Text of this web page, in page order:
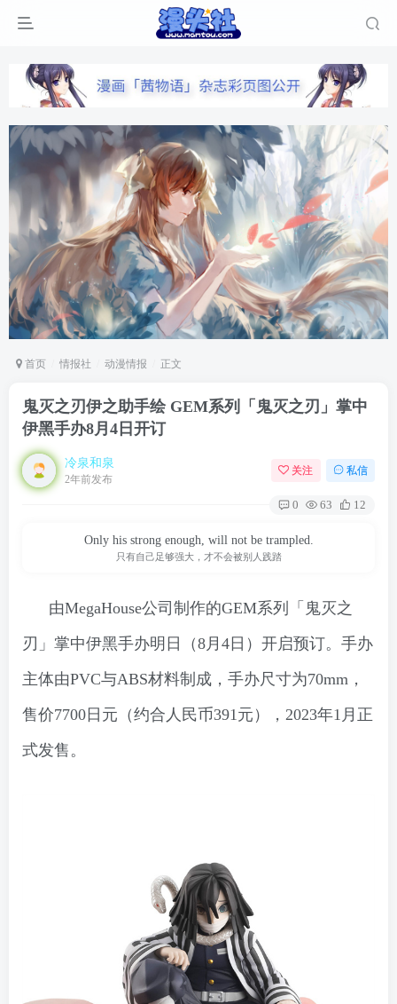
首页 情报社 动漫情报 正文
鬼灭之刃伊之助手绘 GEM系列「鬼灭之刃」掌中
伊黑手办8月4日开订
冷泉和泉
2年前发布
关注 私信
0 63 12
Only his strong enough, will not be trampled.
只有自己足够强大，才不会被别人践踏
由MegaHouse公司制作的GEM系列「鬼灭之
刃」掌中伊黑手办明日（8月4日）开启预订。手办
主体由PVC与ABS材料制成，手办尺寸为70mm，
售价7700日元（约合人民币391元），2023年1月正
式发售。